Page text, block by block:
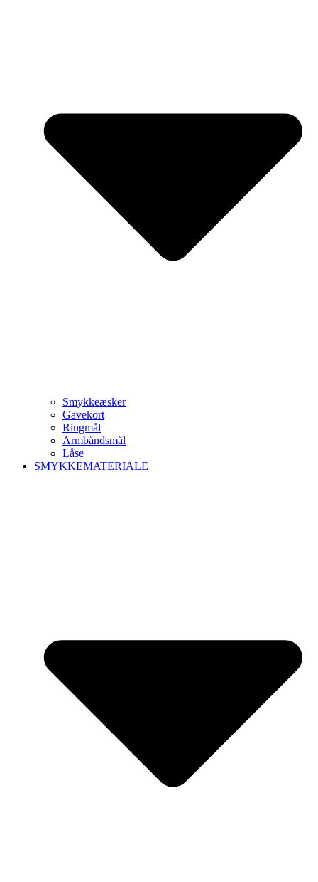
Smykkeæsker
Gavekort
Ringmål
Armbåndsmål
Låse
SMYKKEMATERIALE